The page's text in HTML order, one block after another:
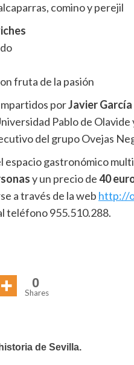
comino y perejil
fruta de la pasión
porJavier
Pablo de
del grupo Ovejas
espacio gastronómico
y un precio de40
a través de la web http://
teléfono 955.510.288.
0
Shares
de Sevilla.